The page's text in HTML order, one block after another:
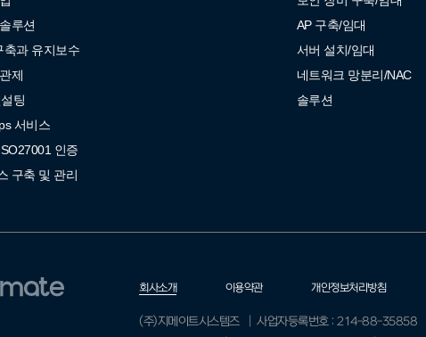
루션
축과 유지보수
제
팅
서비스
인증
구축 및 관리
AP 구축/임대
서버 설치/임대
네트워크 망분리/NAC
솔루션
회사소개 이용약관 개인정보처리방침
(주)지메이트시스템즈 사업자등록번호 : 214-88-35858